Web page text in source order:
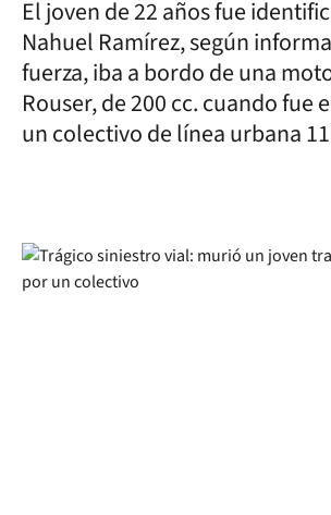
El joven de 22 años fue
Nahuel Ramírez, según
fuerza, iba a bordo de una
Rouser, de 200 cc. cuando fue
un colectivo de línea urbana